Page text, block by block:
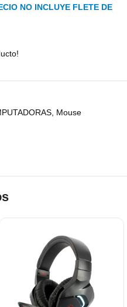
NO INCLUYE FLETE DE
, Mouse